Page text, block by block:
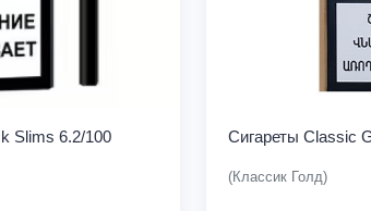
Slims 6.2/100 Сигареты Classic
(Классик Голд)